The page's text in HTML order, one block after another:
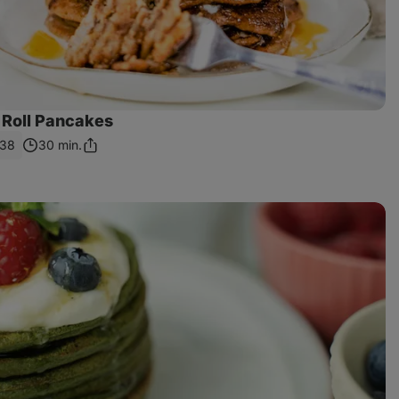
Pancakes
30 min.Zdieľať